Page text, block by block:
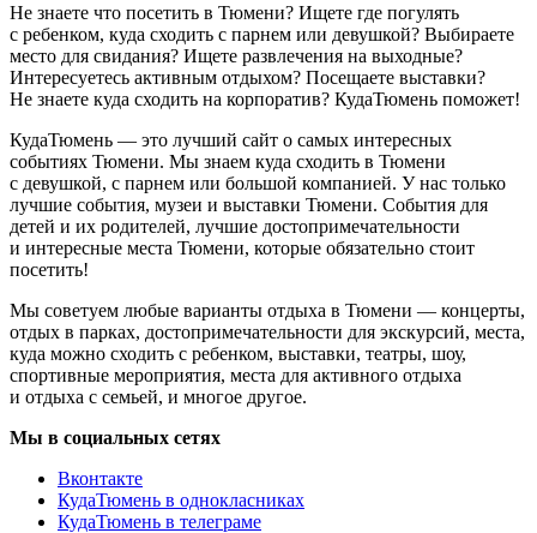
Не знаете что посетить в Тюмени? Ищете где погулять
с ребенком, куда сходить с парнем или девушкой? Выбираете
место для свидания? Ищете развлечения на выходные?
Интересуетесь активным отдыхом? Посещаете выставки?
Не знаете куда сходить на корпоратив? КудаТюмень поможет!
КудаТюмень — это лучший сайт о самых интересных
событиях Тюмени. Мы знаем куда сходить в Тюмени
с девушкой, с парнем или большой компанией. У нас только
лучшие события, музеи и выставки Тюмени. События для
детей и их родителей, лучшие достопримечательности
и интересные места Тюмени, которые обязательно стоит
посетить!
Мы советуем любые варианты отдыха в Тюмени — концерты,
отдых в парках, достопримечательности для экскурсий, места,
куда можно сходить с ребенком, выставки, театры, шоу,
спортивные мероприятия, места для активного отдыха
и отдыха с семьей, и многое другое.
Мы в социальных сетях
Вконтакте
КудаТюмень в однокласниках
КудаТюмень в телеграме